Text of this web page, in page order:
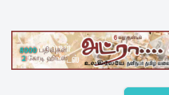
content